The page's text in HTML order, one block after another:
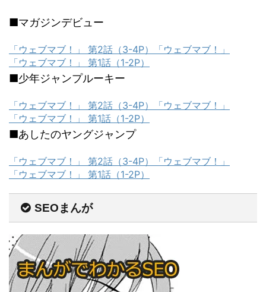
■マガジンデビュー
「ウェブマブ！」 第2話（3-4P）
「ウェブマブ！」
「ウェブマブ！」 第1話（1-2P）
■少年ジャンプルーキー
「ウェブマブ！」 第2話（3-4P）
「ウェブマブ！」
「ウェブマブ！」 第1話（1-2P）
■あしたのヤングジャンプ
「ウェブマブ！」 第2話（3-4P）
「ウェブマブ！」
「ウェブマブ！」 第1話（1-2P）
SEOまんが